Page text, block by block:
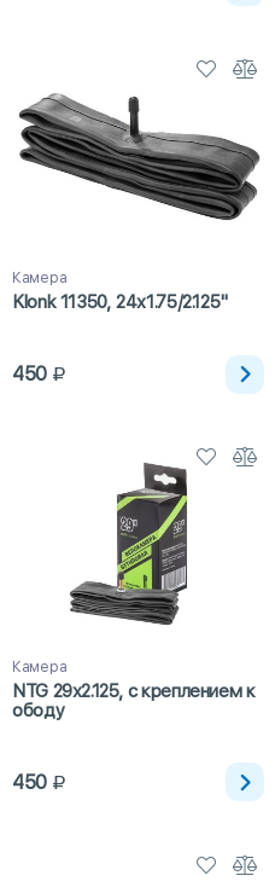
Камера
Klonk 11350, 24x1.75/2.125"
450
Камера
NTG 29x2.125, с креплением к
ободу
450